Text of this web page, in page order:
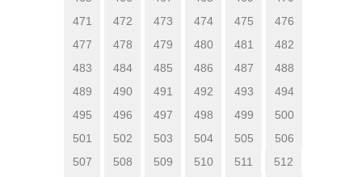
471
472 473 474 475
476
477
478 479 480 481
482
483
484 485 486 487
488
489
490 491 492 493
494
495
496 497 498 499
500
501
502 503 504 505
506
507
508 509 510 511
512